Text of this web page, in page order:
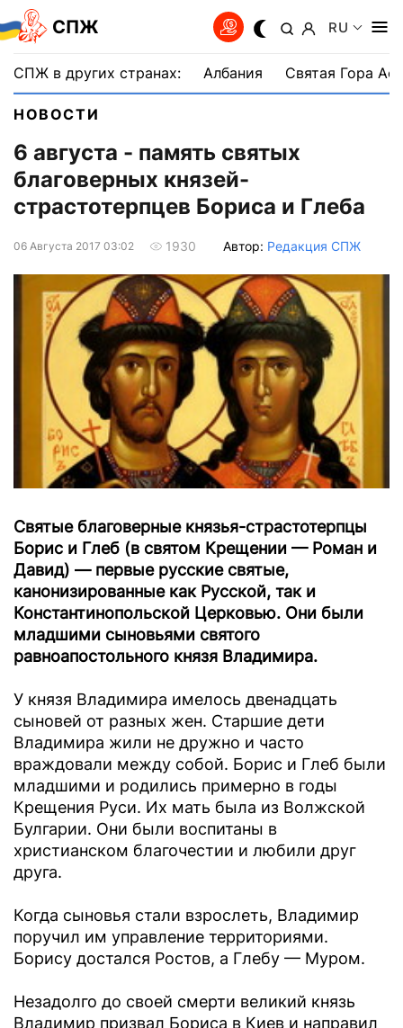
СПЖ RU
СПЖ в других странах: Албания Святая Гора
НОВОСТИ
6 августа - память святых
благоверных князей-
страстотерпцев Бориса и Глеба
06 Августа 2017 03:02 1930 Автор: Редакция СПЖ
Святые благоверные князья-страстотерпцы
Борис и Глеб (в святом Крещении — Роман и
Давид) — первые русские святые,
канонизированные как Русской, так и
Константинопольской Церковью. Они были
младшими сыновьями святого
равноапостольного князя Владимира.
У князя Владимира имелось двенадцать
сыновей от разных жен. Старшие дети
Владимира жили не дружно и часто
враждовали между собой. Борис и Глеб были
младшими и родились примерно в годы
Крещения Руси. Их мать была из Волжской
Булгарии. Они были воспитаны в
христианском благочестии и любили друг
друга.
Когда сыновья стали взрослеть, Владимир
поручил им управление территориями.
Борису достался Ростов, а Глебу — Муром.
Незадолго до своей смерти великий князь
Владимир призвал Бориса в Киев и направил